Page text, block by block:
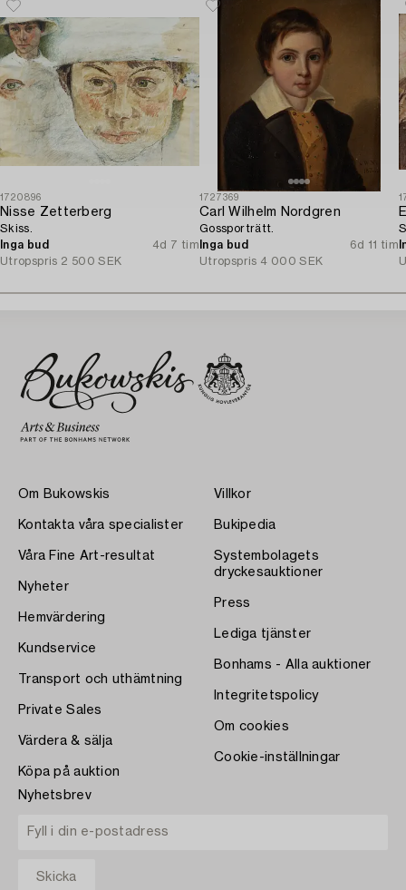
1720896
Nisse Zetterberg
Skiss.
Inga bud
4d 7 tim
Utropspris 2 500 SEK
1727369
Carl Wilhelm Nordgren
Gossporträtt.
Inga bud
6d 11 tim
Utropspris 4 000 SEK
Om Bukowskis
Kontakta våra specialister
Våra Fine Art-resultat
Nyheter
Hemvärdering
Kundservice
Transport och uthämtning
Private Sales
Värdera & sälja
Köpa på auktion
Villkor
Bukipedia
Systembolagets
dryckesauktioner
Press
Lediga tjänster
Bonhams - Alla auktioner
Integritetspolicy
Om cookies
Cookie-inställningar
Nyhetsbrev